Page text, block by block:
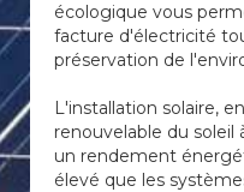
écologique vous
facture d'électricité
préservation de
L'installation solaire,
renouvelable du soleil
un rendement
élevé que les